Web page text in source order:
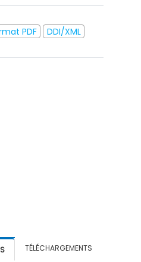
PDF
DDI/XML
TÉLÉCHARGEMENTS